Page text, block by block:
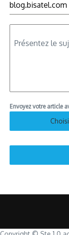
blog.bisatel.com
Présentez le
Envoyez votre article